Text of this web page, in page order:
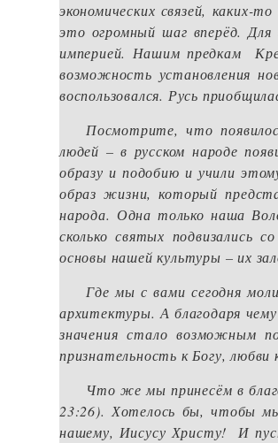
экономических связей, каких-
это огромный шаг вперёд. Для
империей. Нашим предкам
возможность установления
воспользовался. Русь
Посмотрите, что
людей – в русском народе
образу и подобию и учили
образ жизни, который
народа. Одна только наша
сколько святых подвизались
основы нашей культуры – их
Где мы с вами сегодня
архитектуры. А благодаря
значения стало возможным
признательность к Богу,
Что же мы принесём в
23:26). Хотелось бы, чтобы
нашему, Иисусу Христу! И